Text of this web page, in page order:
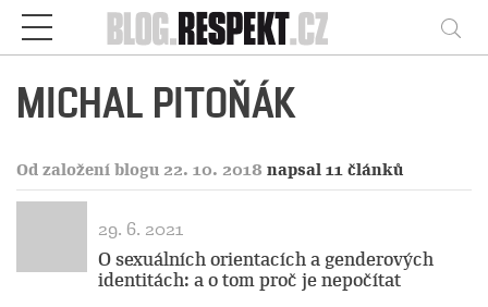
Respekt
MICHAL PITOŇÁK
Od založení blogu 22. 10. 2018 napsal 11 článků
29. 6. 2021
O sexuálních orientacích a genderových
identitách: a o tom proč je nepočítat